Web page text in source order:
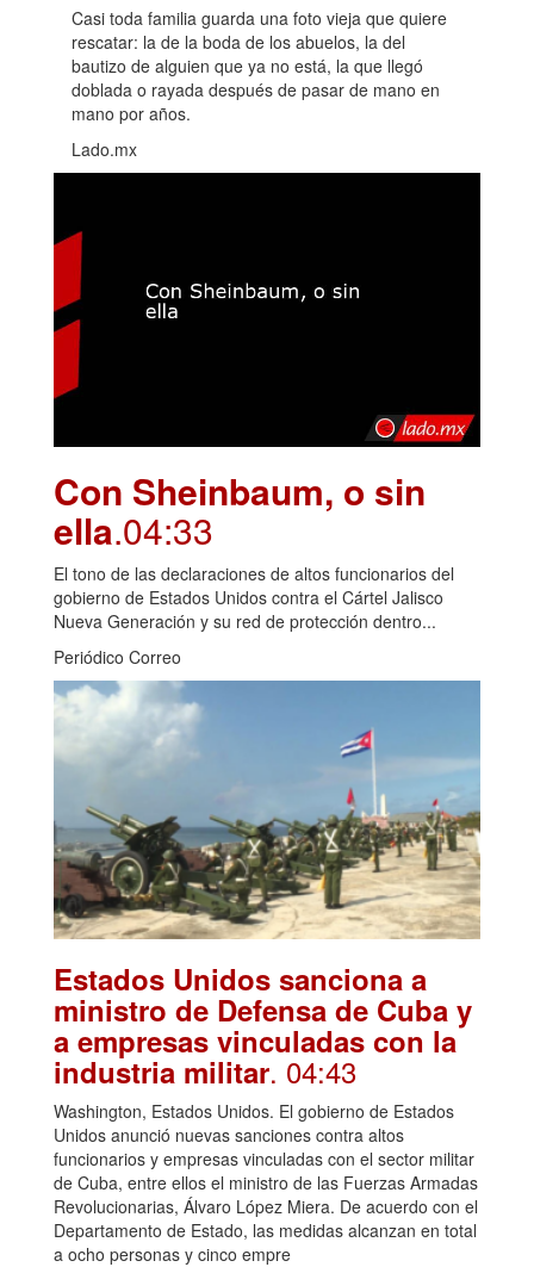
Casi toda familia guarda una foto vieja que quiere
rescatar: la de la boda de los abuelos, la del
bautizo de alguien que ya no está, la que llegó
doblada o rayada después de pasar de mano en
mano por años.
Lado.mx
Con Sheinbaum, o sin
ella.04:33
El tono de las declaraciones de altos funcionarios del
gobierno de Estados Unidos contra el Cártel Jalisco
Nueva Generación y su red de protección dentro...
Periódico Correo
Estados Unidos sanciona a
ministro de Defensa de Cuba y
a empresas vinculadas con la
industria militar. 04:43
Washington, Estados Unidos. El gobierno de Estados
Unidos anunció nuevas sanciones contra altos
funcionarios y empresas vinculadas con el sector militar
de Cuba, entre ellos el ministro de las Fuerzas Armadas
Revolucionarias, Álvaro López Miera. De acuerdo con el
Departamento de Estado, las medidas alcanzan en total
a ocho personas y cinco empre